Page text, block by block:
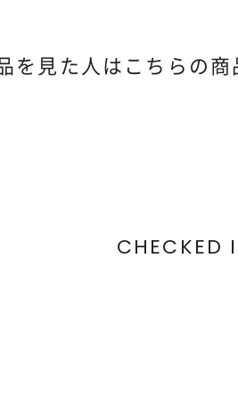
を見た人は こちらの
CHECKED